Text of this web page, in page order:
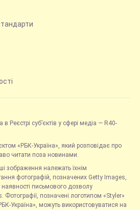
Реєстрі суб’єктів у сфері медіа — R40-
«РБК-Україна», який розповідає про
читати поза новинами.
зображення належать їхнім
фотографій, позначених Getty Images,
письмового дозволу
Фотографії, позначені логотипом «Styler»
Україна», можуть використовуватися на